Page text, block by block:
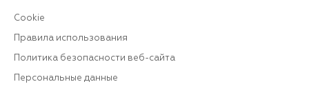
Cookie
Правила использования
Политика безопасности веб-сайта
Персональные данные